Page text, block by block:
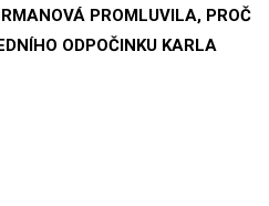
PROMLUVILA, PROČ
ODPOČINKU KARLA